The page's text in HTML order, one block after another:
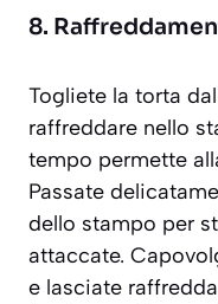
8.
Togliete la torta
raffreddare nello
tempo permette
Passate
dello stampo per
attaccate.
e lasciate